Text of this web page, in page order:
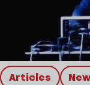
Articles